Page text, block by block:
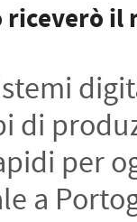
riceverò il
di
per
a